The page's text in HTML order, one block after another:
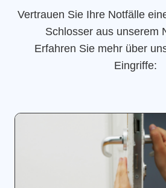
Vertrauen Sie Ihre Notfälle
Schlosser aus unserem
Erfahren Sie mehr über
Eingriffe: